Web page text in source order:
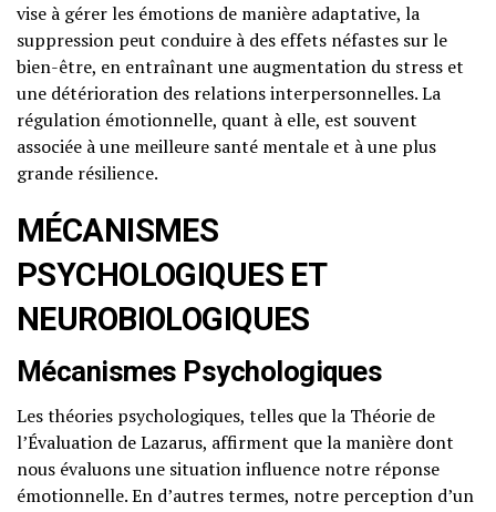
vise à gérer les émotions de manière adaptative, la
suppression peut conduire à des effets néfastes sur le
bien-être, en entraînant une augmentation du stress et
une détérioration des relations interpersonnelles. La
régulation émotionnelle, quant à elle, est souvent
associée à une meilleure santé mentale et à une plus
grande résilience.
MÉCANISMES
PSYCHOLOGIQUES ET
NEUROBIOLOGIQUES
Mécanismes Psychologiques
Les théories psychologiques, telles que la Théorie de
l’Évaluation de Lazarus, affirment que la manière dont
nous évaluons une situation influence notre réponse
émotionnelle. En d’autres termes, notre perception d’un